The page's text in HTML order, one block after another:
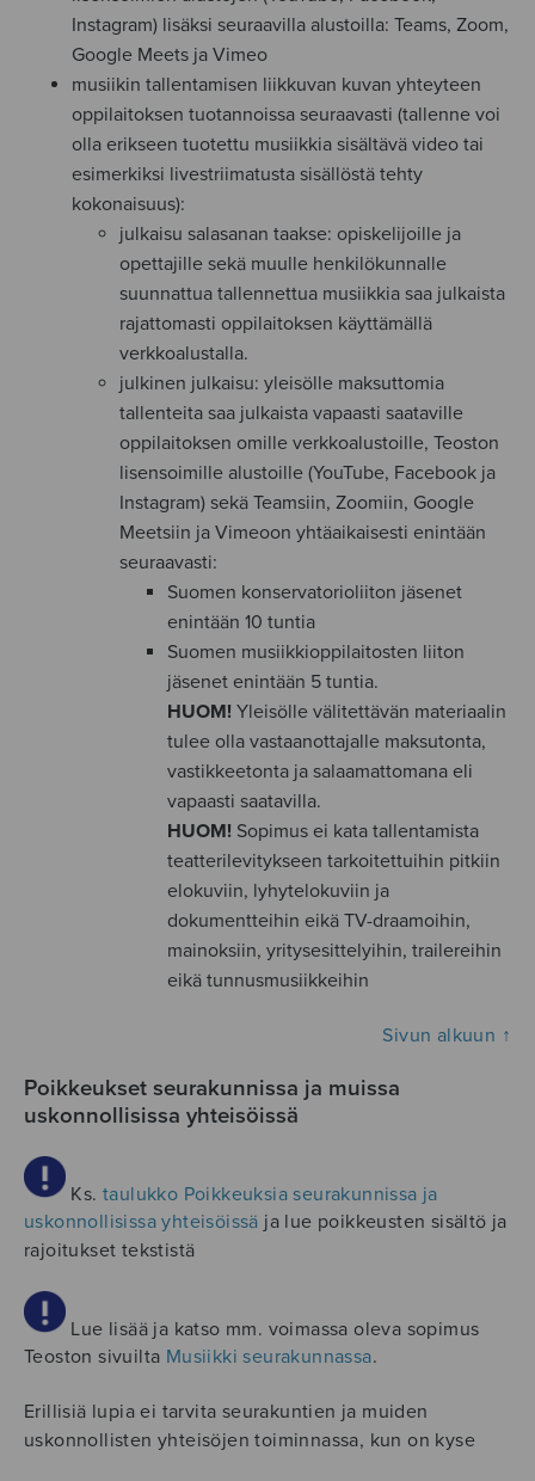
Instagram) lisäksi seuraavilla alustoilla: Teams, Zoom,
Google Meets ja Vimeo
musiikin tallentamisen liikkuvan kuvan yhteyteen
oppilaitoksen tuotannoissa seuraavasti (tallenne voi
olla erikseen tuotettu musiikkia sisältävä video tai
esimerkiksi livestriimatusta sisällöstä tehty
kokonaisuus):
julkaisu salasanan taakse: opiskelijoille ja
opettajille sekä muulle henkilökunnalle
suunnattua tallennettua musiikkia saa julkaista
rajattomasti oppilaitoksen käyttämällä
verkkoalustalla.
julkinen julkaisu: yleisölle maksuttomia
tallenteita saa julkaista vapaasti saataville
oppilaitoksen omille verkkoalustoille, Teoston
lisensoimille alustoille (YouTube, Facebook ja
Instagram) sekä Teamsiin, Zoomiin, Google
Meetsiin ja Vimeoon yhtäaikaisesti enintään
seuraavasti:
Suomen konservatorioliiton jäsenet
enintään 10 tuntia
Suomen musiikkioppilaitosten liiton
jäsenet enintään 5 tuntia.
HUOM! Yleisölle välitettävän materiaalin
tulee olla vastaanottajalle maksutonta,
vastikkeetonta ja salaamattomana eli
vapaasti saatavilla.
HUOM! Sopimus ei kata tallentamista
teatterilevitykseen tarkoitettuihin pitkiin
elokuviin, lyhytelokuviin ja
dokumentteihin eikä TV-draamoihin,
mainoksiin, yritysesittelyihin, trailereihin
eikä tunnusmusiikkeihin
Sivun alkuun ↑
Poikkeukset seurakunnissa ja muissa
uskonnollisissa yhteisöissä
Ks. taulukko Poikkeuksia seurakunnissa ja
uskonnollisissa yhteisöissä ja lue poikkeusten sisältö ja
rajoitukset tekstistä
Lue lisää ja katso mm. voimassa oleva sopimus
Teoston sivuilta Musiikki seurakunnassa.
Erillisiä lupia ei tarvita seurakuntien ja muiden
uskonnollisten yhteisöjen toiminnassa, kun on kyse